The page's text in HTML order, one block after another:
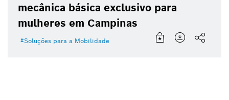
mecânica básica exclusivo para
mulheres em Campinas
Soluções para a Mobilidade